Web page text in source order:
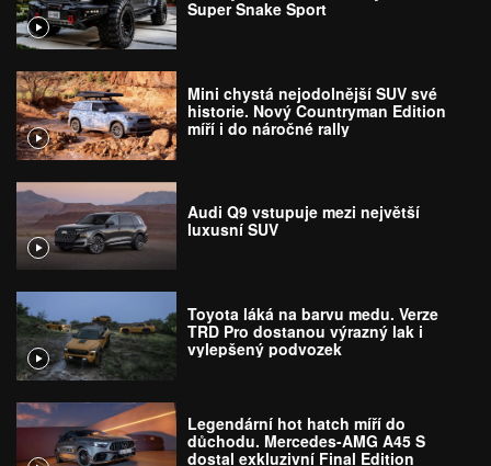
Super Snake Sport
Mini chystá nejodolnější SUV své
historie. Nový Countryman Edition
míří i do náročné rally
Audi Q9 vstupuje mezi největší
luxusní SUV
Toyota láká na barvu medu. Verze
TRD Pro dostanou výrazný lak i
vylepšený podvozek
Legendární hot hatch míří do
důchodu. Mercedes-AMG A45 S
dostal exkluzivní Final Edition